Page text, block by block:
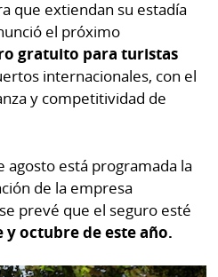
que extiendan su estadía
el próximo
gratuito para turistas
internacionales, con el
y competitividad de
agosto está programada la
de la empresa
prevé que el seguro esté
y octubre de este año.